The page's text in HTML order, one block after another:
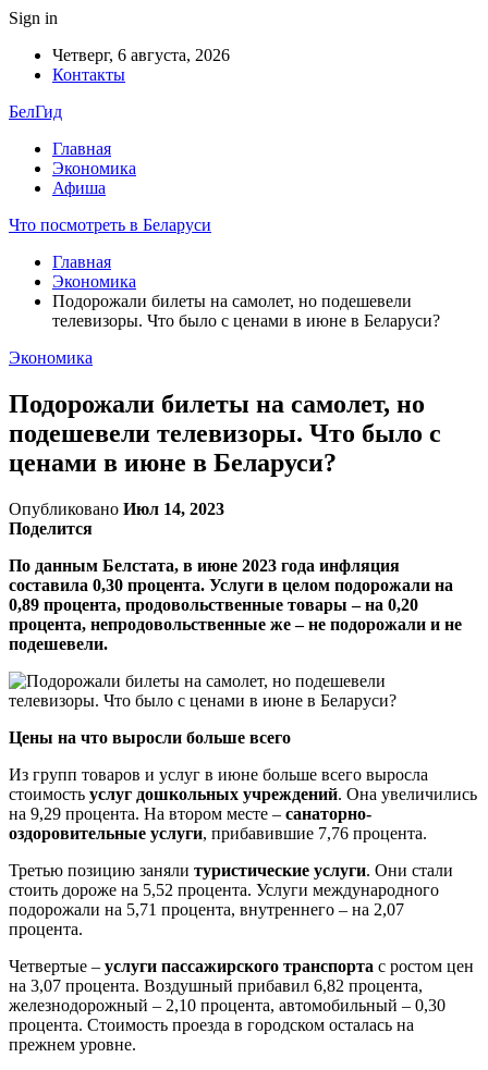
Sign in
Четверг, 6 августа, 2026
Контакты
БелГид
Главная
Экономика
Афиша
Что посмотреть в Беларуси
Главная
Экономика
Подорожали билеты на самолет, но подешевели
телевизоры. Что было с ценами в июне в Беларуси?
Экономика
Подорожали билеты на самолет, но
подешевели телевизоры. Что было с
ценами в июне в Беларуси?
Опубликовано Июл 14, 2023
Поделится
По данным Белстата, в июне 2023 года инфляция
составила 0,30 процента. Услуги в целом подорожали на
0,89 процента, продовольственные товары – на 0,20
процента, непродовольственные же – не подорожали и не
подешевели.
Цены на что выросли больше всего
Из групп товаров и услуг в июне больше всего выросла
стоимость услуг дошкольных учреждений. Она увеличились
на 9,29 процента. На втором месте – санаторно-
оздоровительные услуги, прибавившие 7,76 процента.
Третью позицию заняли туристические услуги. Они стали
стоить дороже на 5,52 процента. Услуги международного
подорожали на 5,71 процента, внутреннего – на 2,07
процента.
Четвертые – услуги пассажирского транспорта с ростом цен
на 3,07 процента. Воздушный прибавил 6,82 процента,
железнодорожный – 2,10 процента, автомобильный – 0,30
процента. Стоимость проезда в городском осталась на
прежнем уровне.